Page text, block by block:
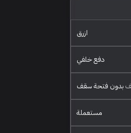
ازرق
دفع خلفي
بدون فتحة سقف
مستعملة